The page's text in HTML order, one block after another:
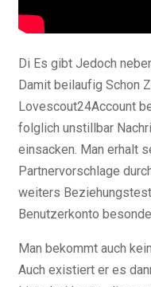
Di Es gibt Jedoch
Damit beilaufig Schon
Lovescout24Account
folglich unstillbar
einsacken. Man erhalt
Partnervorschlage
weiters
Benutzerkonto
Man bekommt auch
Auch existiert er es